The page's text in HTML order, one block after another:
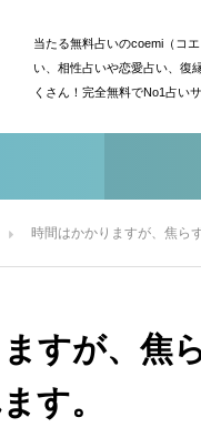
当たる無料占いのcoemi（コ
い、相性占いや恋愛占い、復
くさん！完全無料でNo1占い
時間はかかりますが、焦ら
すが、焦
す。